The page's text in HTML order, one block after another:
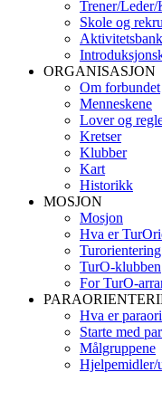
Trener/
Skole og
ORGANISASJON
Om forbundet
Menneskene
Lover og
Kretser
Klubber
Kart
Historikk
MOSJON
Mosjon
Hva er
TurO-klubben
For TurO-
Hva er
Starte med
Målgruppene
Hjelpemidler/